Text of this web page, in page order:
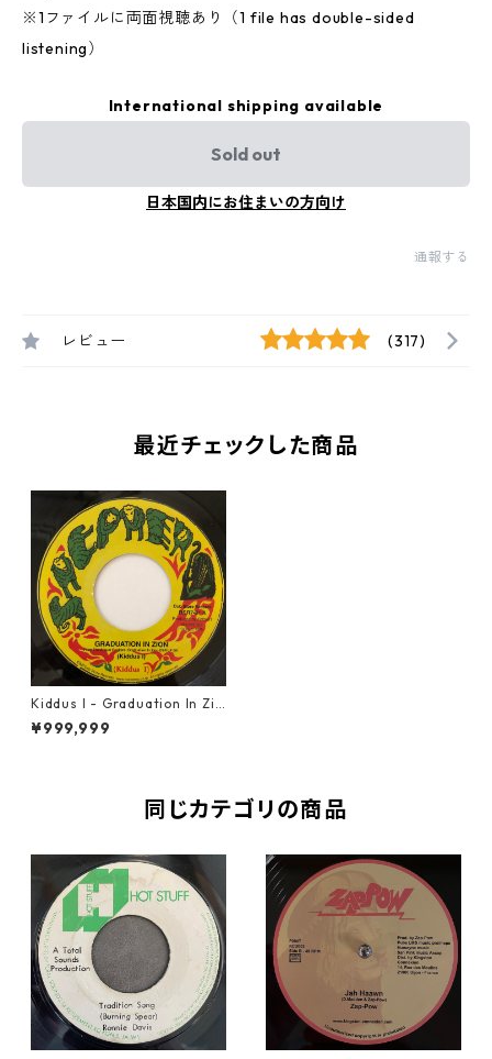
※1ファイルに両面視聴あり（1 file has double-sided
listening）
International shipping available
Sold out
日本国内にお住まいの方向け
通報する
レビュー (317)
最近チェックした商品
Kiddus I - Graduation In Zio
n【7-20681】
¥999,999
同じカテゴリの商品